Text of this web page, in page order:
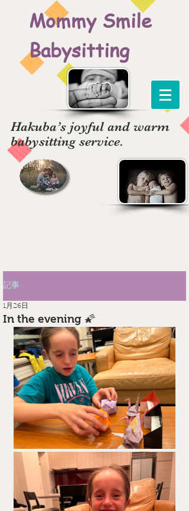
Mommy Smile
Babysitting
Hakuba’s joyful and warm
babysitting service.
記事
In the evening 🌠
1月26日